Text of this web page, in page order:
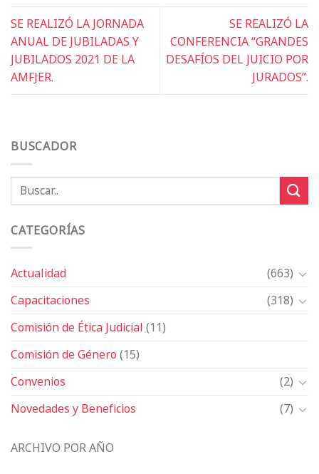
BUSCADOR
CATEGORÍAS
Actualidad
(663)
Capacitaciones
(318)
Comisión de Ética Judicial(11)
Comisión de Género(15)
Convenios
(2)
Novedades y Beneficios
(7)
ARCHIVO POR AÑO
SE REALIZÓ LA JORNADA
ANUAL DE JUBILADAS Y
JUBILADOS 2021 DE LA
AMFJER.
SE REALIZÓ LA
CONFERENCIA “GRANDES
DESAFÍOS DEL JUICIO POR
JURADOS”.